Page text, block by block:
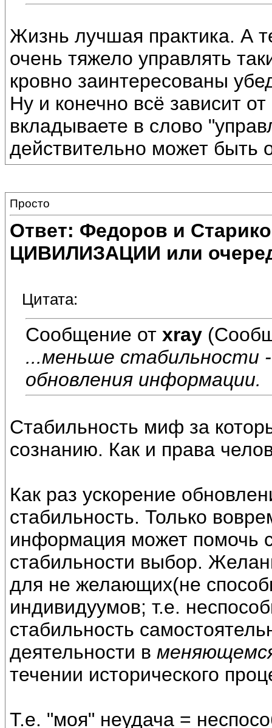
Жизнь лучшая практика. А
очень тяжело управлять
кровно заинтересованы
Ну и конечно всё зависит
вкладываете в слово
действительно может быть
Просто
Ответ: Федоров и
ЦИВИЛИЗАЦИИ или
Цитата:
Сообщение от xray
...меньше стабильности
обновления информации.
Стабильность миф за
сознанию. Как и права
Как раз ускорение
стабильность. Только
информация может помочь
стабильности выбор.
для не желающих(не
индивидуумов; т.е.
стабильность
деятельности в
течении исторического
Т.е. "моя" неудача =